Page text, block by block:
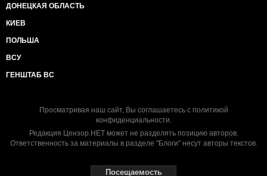
ДОНЕЦКАЯ ОБЛАСТЬ
КИЕВ
ПОЛЬША
ВСУ
ГЕНШТАБ ВС
Просматривая наш сайт, Вы соглашаетесь с политикой
конфиденциальности.
Редакция Цензор.НЕТ может не разделять позицию авторов.
Ответственность за материалы в разделе "Блоги" несут авторы текстов.
Посещаемость